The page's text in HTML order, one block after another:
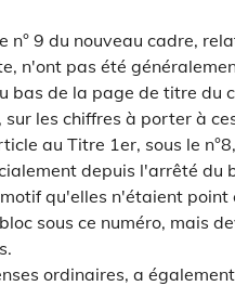
n° 9 du nouveau cadre,
n'ont pas été
bas de la page de titre du
les chiffres à porter à
au Titre 1er, sous le
depuis l'arrêté du
qu'elles n'étaient point
sous ce numéro, mais
ordinaires, a